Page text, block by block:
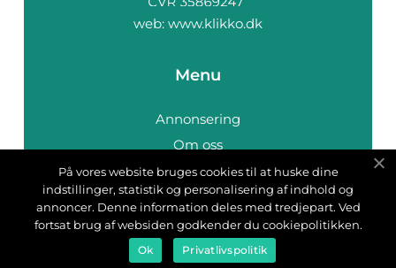
web: www.klikko.dk
Menu
Annonsering
Om oss
Cookies
Kontakta oss
Sitemap
På vores website bruges cookies til at huske dine
indstillinger, statistik og personalisering af indhold og
annoncer. Denne information deles med tredjepart. Ved
fortsat brug af websiden godkender du cookiepolitikken.
Ok Privatlivspolitik